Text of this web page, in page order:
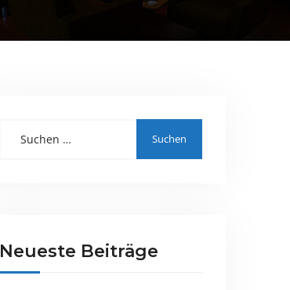
Neueste Beiträge